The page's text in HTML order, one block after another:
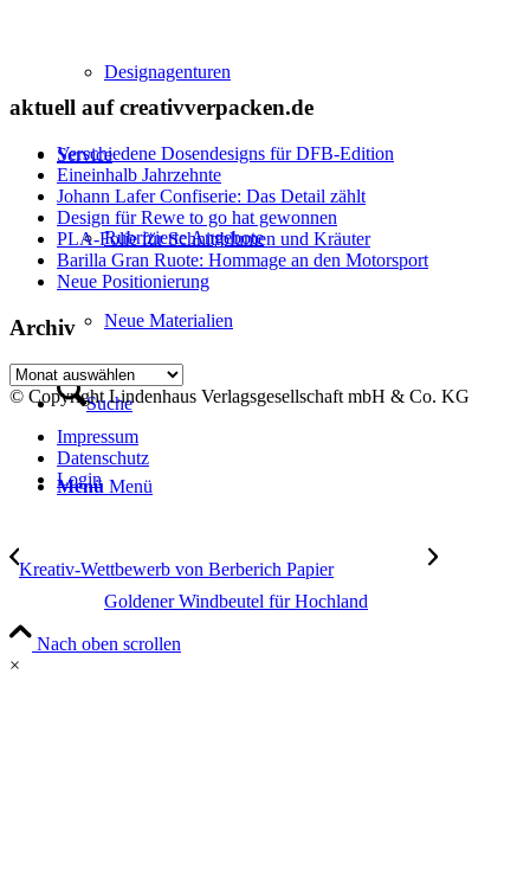
Designagenturen
Service
Rubrizierte Angebote
Neue Materialien
Suche
Menü Menü
aktuell auf creativverpacken.de
Verschiedene Dosendesigns für DFB-Edition
Eineinhalb Jahrzehnte
Johann Lafer Confiserie: Das Detail zählt
Design für Rewe to go hat gewonnen
PLA-Folie für Schnittblumen und Kräuter
Barilla Gran Ruote: Hommage an den Motorsport
Neue Positionierung
Archiv
Archiv
© Copyright Lindenhaus Verlagsgesellschaft mbH & Co. KG
Impressum
Datenschutz
Login
Kreativ-Wettbewerb von Berberich Papier
Goldener Windbeutel für Hochland
Nach oben scrollen
×